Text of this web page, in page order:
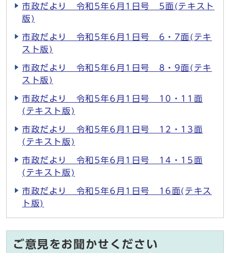
市政だより 令和5年6月1日号 5面(テキスト
版)
市政だより 令和5年6月1日号 6・7面(テキ
スト版)
市政だより 令和5年6月1日号 8・9面(テキ
スト版)
市政だより 令和5年6月1日号 10・11面
(テキスト版)
市政だより 令和5年6月1日号 12・13面
(テキスト版)
市政だより 令和5年6月1日号 14・15面
(テキスト版)
市政だより 令和5年6月1日号 16面(テキス
ト版)
ご意見をお聞かせください